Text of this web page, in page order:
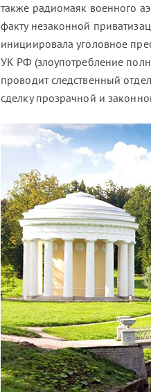
также радиомаяк военного
факту незаконной
инициировала уголовное
УК РФ (злоупотребление
проводит следственный
сделку прозрачной и